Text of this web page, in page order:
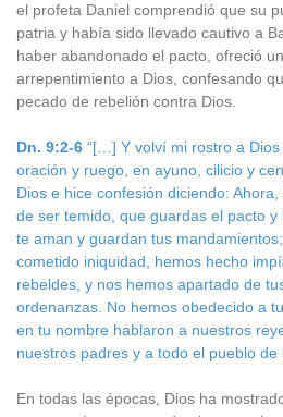
el profeta Daniel comprendió que su
patria y había sido llevado cautivo a
haber abandonado el pacto, ofreció
arrepentimiento a Dios, confesando
pecado de rebelión contra Dios.
Dn. 9:2-6 “[…] Y volví mi rostro a
oración y ruego, en ayuno, cilicio y
Dios e hice confesión diciendo:
de ser temido, que guardas el pacto
te aman y guardan tus
cometido iniquidad, hemos hecho
rebeldes, y nos hemos apartado de
ordenanzas. No hemos obedecido a
en tu nombre hablaron a nuestros
nuestros padres y a todo el pueblo de
En todas las épocas, Dios ha